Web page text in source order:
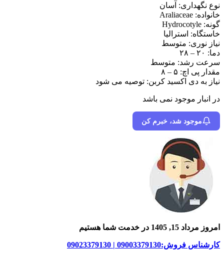
نوع نگهداری: آسان
خانواده: Araliaceae
گونه: Hydrocotyle
خاستگاه: استرالیا
نیاز نوری: متوسط
دما: ۲۰ – ۲۸
سرعت رشد: متوسط
مقدار پی اچ: ۵ – ۸
نیاز به دی اکسید کربن: توصیه می شود
در انبار موجود نمی باشد
موجود شد، خبرم کن
امروز مرداد 15, 1405 در خدمت شما هستیم
کارشناس فروش:09003379130 | 09023379130